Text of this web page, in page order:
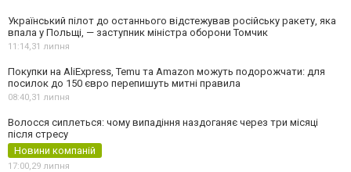
Український пілот до останнього відстежував російську ракету, яка
впала у Польщі, — заступник міністра оборони Томчик
11:14,31 липня
Покупки на AliExpress, Temu та Amazon можуть подорожчати: для
посилок до 150 євро перепишуть митні правила
08:40,31 липня
Волосся сиплеться: чому випадіння наздоганяє через три місяці
після стресу
Новини компаній
17:00,29 липня